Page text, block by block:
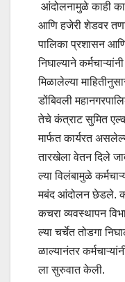
आंदोलनामुळे काही
आणि हजेरी शेडवर
पालिका प्रशासन
निघाल्याने
मिळालेल्या
डोंबिवली
तेचे कंत्राट सुमित
मार्फत कार्यरत
तारखेला वेतन दिले
ल्या विलंबामुळे
मबंद आंदोलन छेडले.
कचरा व्यवस्थापन
ल्या चर्चेत तोडगा
ळाल्यानंतर
ला सुरुवात केली.